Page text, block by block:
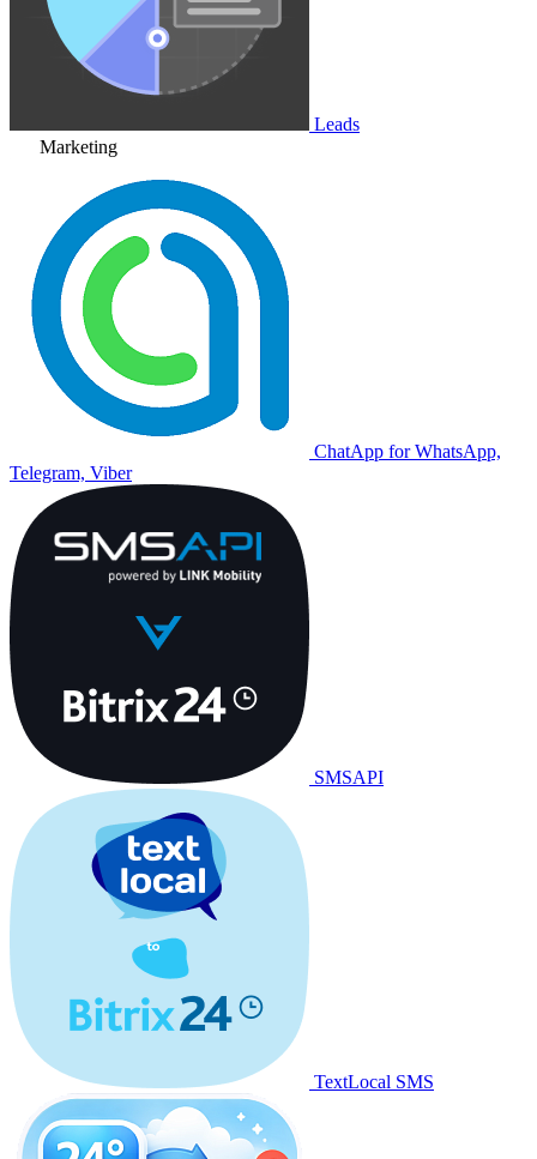
Leads
Marketing
ChatApp for WhatsApp,
Telegram, Viber
SMSAPI
TextLocal SMS